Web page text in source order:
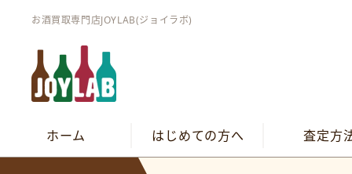
お酒買取専門店JOYLAB(ジョイラボ)
ホーム はじめての方へ 査定方